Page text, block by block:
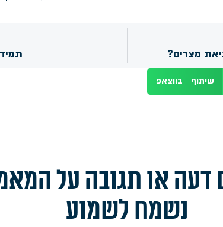
מצרים?
שיתוף בווצאפ
דעה או תגובה על
נשמח לשמוע